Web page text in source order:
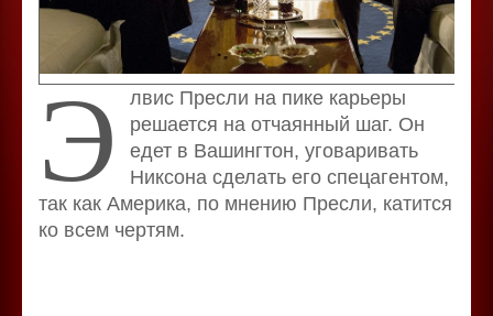
Э лвис Пресли на пике карьеры
решается на отчаянный шаг. Он
едет в Вашингтон, уговаривать
Никсона сделать его спецагентом,
так как Америка, по мнению Пресли, катится
ко всем чертям.